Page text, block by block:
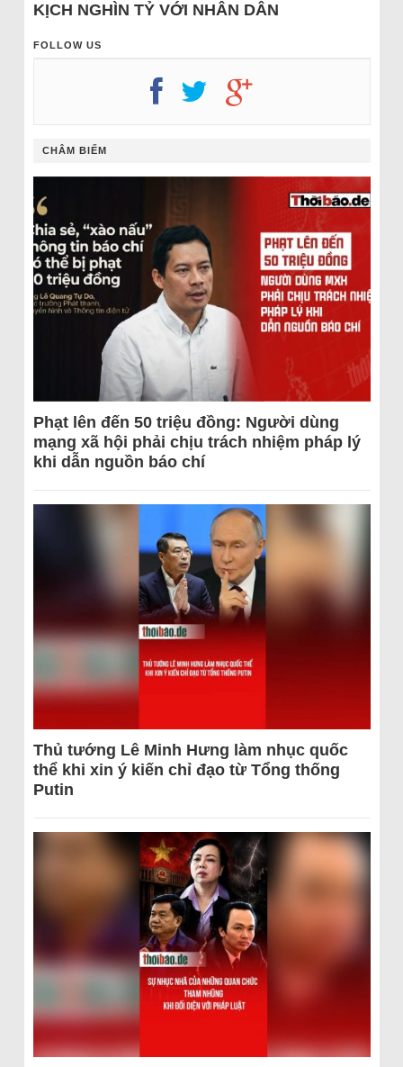
KỊCH NGHÌN TỶ VỚI NHÂN DÂN
FOLLOW US
CHÂM BIẾM
Phạt lên đến 50 triệu đồng: Người dùng
mạng xã hội phải chịu trách nhiệm pháp lý
khi dẫn nguồn báo chí
Thủ tướng Lê Minh Hưng làm nhục quốc
thể khi xin ý kiến chỉ đạo từ Tổng thống
Putin